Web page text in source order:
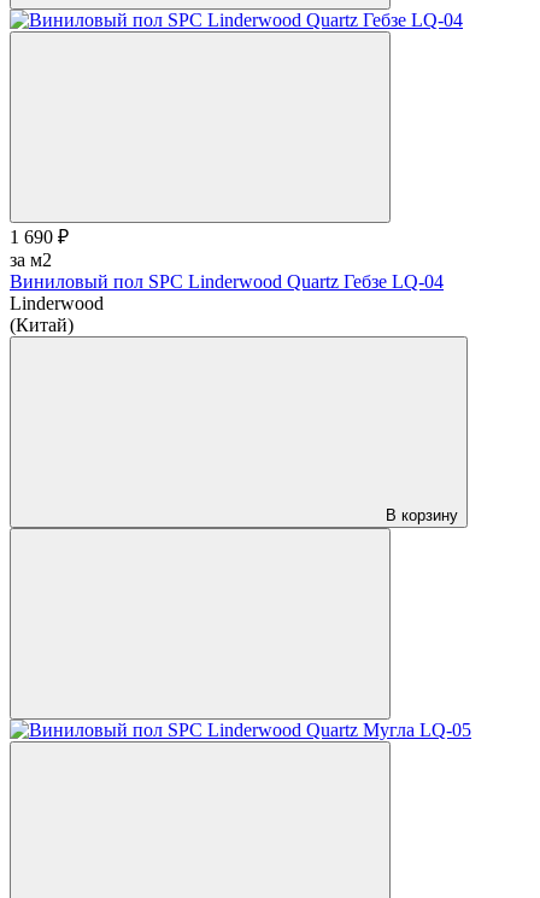
1 690 ₽
за м2
Виниловый пол SPC Linderwood Quartz Гебзе LQ-04
Linderwood
(Китай)
В корзину